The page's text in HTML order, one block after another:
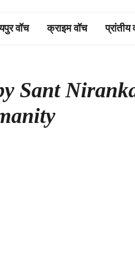
वॉच क्राइम वॉच प्रांतीय
Sant